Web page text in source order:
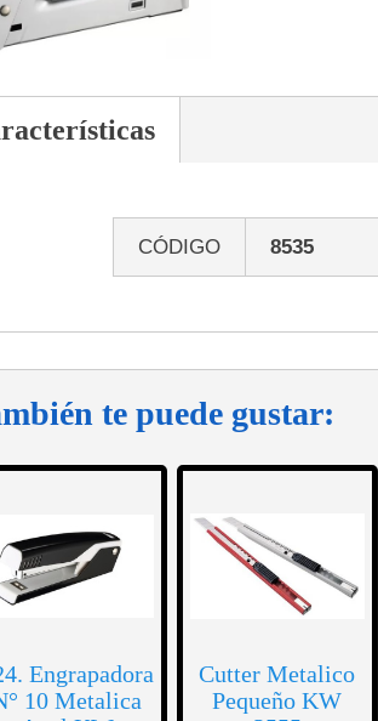
CÓDIGO 8535
te puede gustar:
Engrapadora
10 Metalica
Cutter Metalico
Pequeño KW